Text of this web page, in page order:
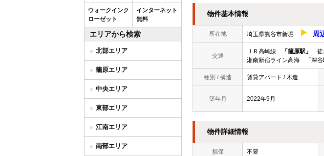
物件基本情報
所在地 埼玉県熊谷市新堀 周
交通
ＪＲ高崎線 「籠原駅」
徒
湘南新宿ライン高海 「深
種別 / 構造 賃貸アパート / 木造
築年月 2022年9月
物件詳細情報
損保 不要
ウォークインク
ローゼット
インターネット
無料
エリアから検索
北部エリア
籠原エリア
中央エリア
東部エリア
江南エリア
南部エリア